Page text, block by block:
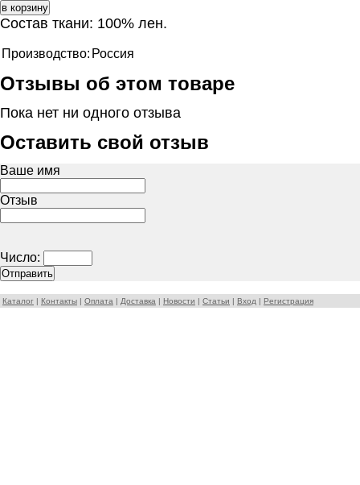
Состав ткани: 100% лен.
Производство: Россия
Отзывы об этом товаре
Пока нет ни одного отзыва
Оставить свой отзыв
Ваше имя
Отзыв
Число:
Каталог | Контакты | Оплата | Доставка | Новости | Статьи | Вход | Регистрация